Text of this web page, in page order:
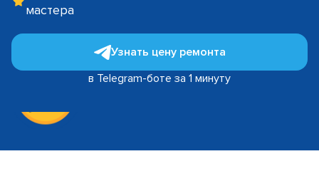
мастера
Узнать цену ремонта
в Telegram-боте за 1 минуту